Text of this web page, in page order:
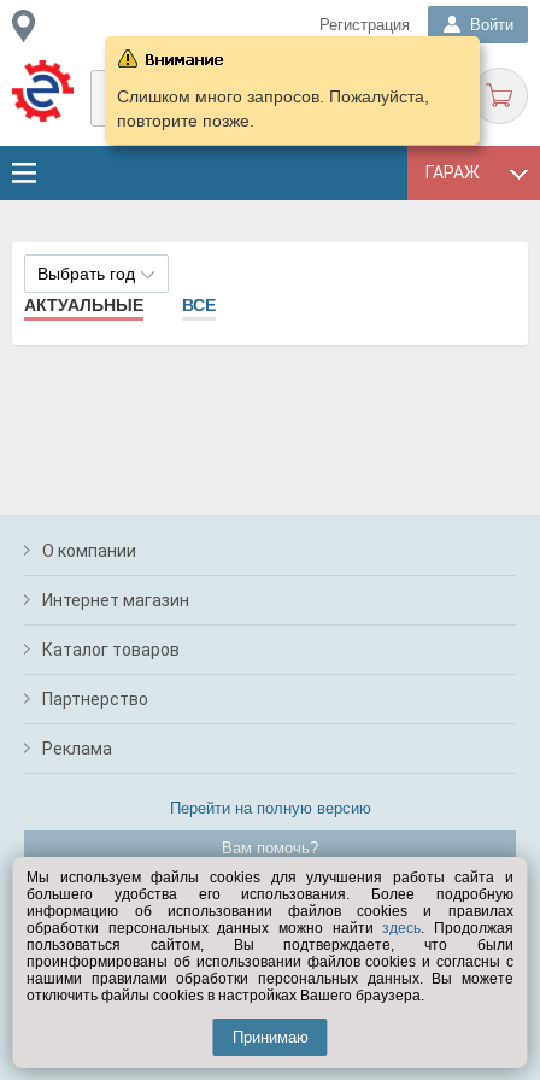
Регистрация Войти
ГАРАЖ
Слишком много запросов. Пожалуйста,
повторите позже.
Выбрать год
АКТУАЛЬНЫЕ
ВСЕ
О компании
Интернет магазин
Каталог товаров
Партнерство
Реклама
Перейти на полную версию
Вам помочь?
© Exist.ru 1998—2026
Мы используем файлы cookies для улучшения работы сайта и
большего удобства его использования. Более подробную
информацию об использовании файлов cookies и правилах
обработки персональных данных можно найтиздесь. Продолжая
пользоваться сайтом, Вы подтверждаете, что были
проинформированы об использовании файлов cookies и согласны с
нашими правилами обработки персональных данных. Вы можете
отключить файлы cookies в настройках Вашего браузера.
Принимаю